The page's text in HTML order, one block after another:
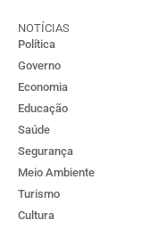
NOTÍCIAS
Política
Governo
Economia
Educação
Saúde
Segurança
Meio Ambiente
Turismo
Cultura